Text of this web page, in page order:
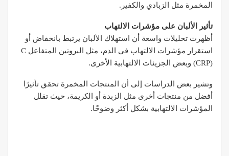
المخمرة مثل الزبادي والكفير.
تأثير الألبان على مؤشرات الالتهاب
أظهرت تحليلات واسعة أن استهلاك الألبان يرتبط بانخفاض أو
استقرار مؤشرات الالتهاب في الدم، مثل البروتين المتفاعل C
(CRP) وبعض الجزيئات الالتهابية الأخرى.
وتشير بعض الدراسات إلى أن المنتجات المخمرة تحقق تأثيرًا
أفضل من منتجات أخرى مثل الزبدة أو الكريمة، حيث تقلل
المؤشرات الالتهابية بشكل أكثر وضوحًا.